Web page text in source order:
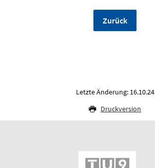
Zurück
Letzte Änderung: 16.10.24
Druckversion